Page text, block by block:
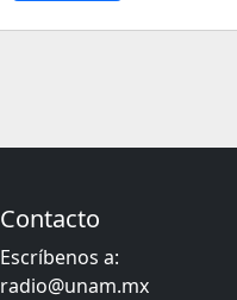
Contacto
Escríbenos a:
radio@unam.mx